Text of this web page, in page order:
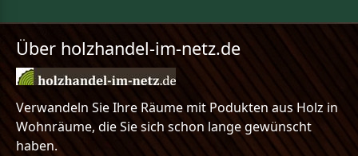
Über holzhandel-im-netz.de
Verwandeln Sie Ihre Räume mit Podukten aus Holz in
Wohnräume, die Sie sich schon lange gewünscht
haben.